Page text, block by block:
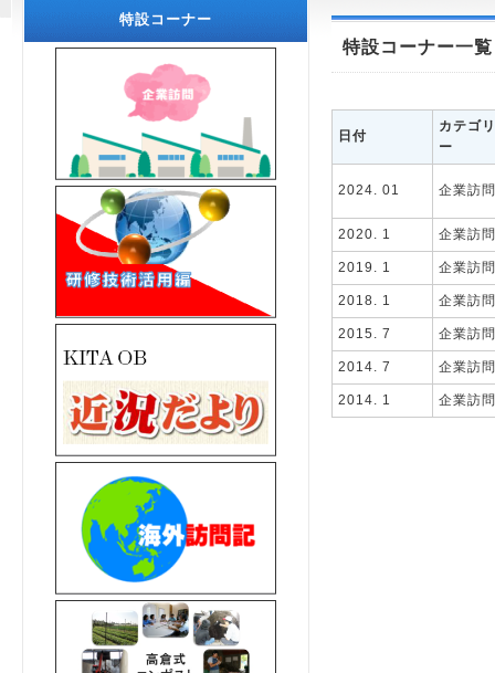
特設コーナー一覧
日付
カテゴリ
ー
2024. 01 企業訪問
2020. 1 企業訪問
2019. 1 企業訪問
2018. 1 企業訪問
2015. 7 企業訪問
2014. 7 企業訪問
2014. 1 企業訪問
特設コーナー